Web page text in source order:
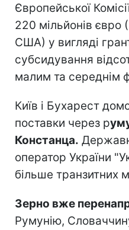
Європейської
220 мільйонів євро
США) у вигляді
субсидування
малим та середнім
Київ і Бухарест
поставки через р
Констанца.
оператор України
більше транзитних
Зерно вже
Румунію,